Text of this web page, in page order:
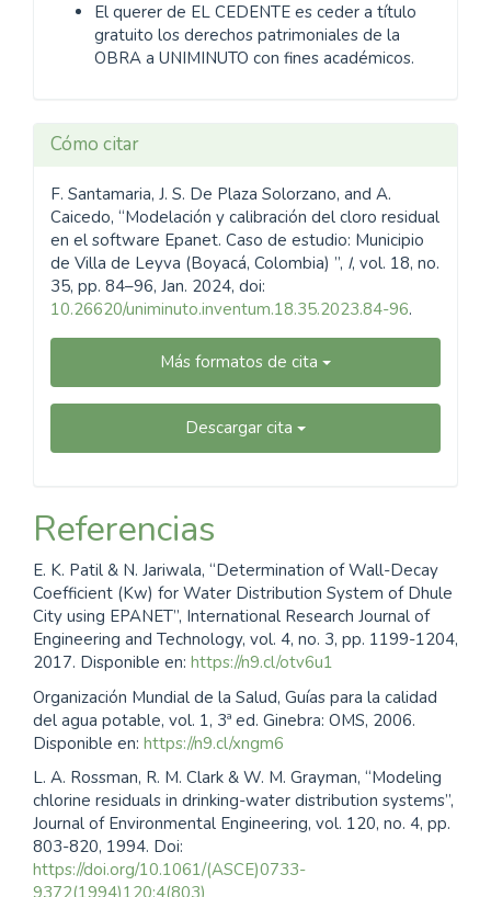
El querer de EL CEDENTE es ceder a título
gratuito los derechos patrimoniales de la
OBRA a UNIMINUTO con fines académicos.
Cómo citar
F. Santamaria, J. S. De Plaza Solorzano, and A.
Caicedo, “Modelación y calibración del cloro residual
en el software Epanet. Caso de estudio: Municipio
de Villa de Leyva (Boyacá, Colombia) ”, I, vol. 18, no.
35, pp. 84–96, Jan. 2024, doi:
10.26620/uniminuto.inventum.18.35.2023.84-96.
Más formatos de cita
Descargar cita
Referencias
E. K. Patil & N. Jariwala, “Determination of Wall-Decay
Coefficient (Kw) for Water Distribution System of Dhule
City using EPANET”, International Research Journal of
Engineering and Technology, vol. 4, no. 3, pp. 1199-1204,
2017. Disponible en: https://n9.cl/otv6u1
Organización Mundial de la Salud, Guías para la calidad
del agua potable, vol. 1, 3ª ed. Ginebra: OMS, 2006.
Disponible en: https://n9.cl/xngm6
L. A. Rossman, R. M. Clark & W. M. Grayman, “Modeling
chlorine residuals in drinking-water distribution systems”,
Journal of Environmental Engineering, vol. 120, no. 4, pp.
803-820, 1994. Doi:
https://doi.org/10.1061/(ASCE)0733-